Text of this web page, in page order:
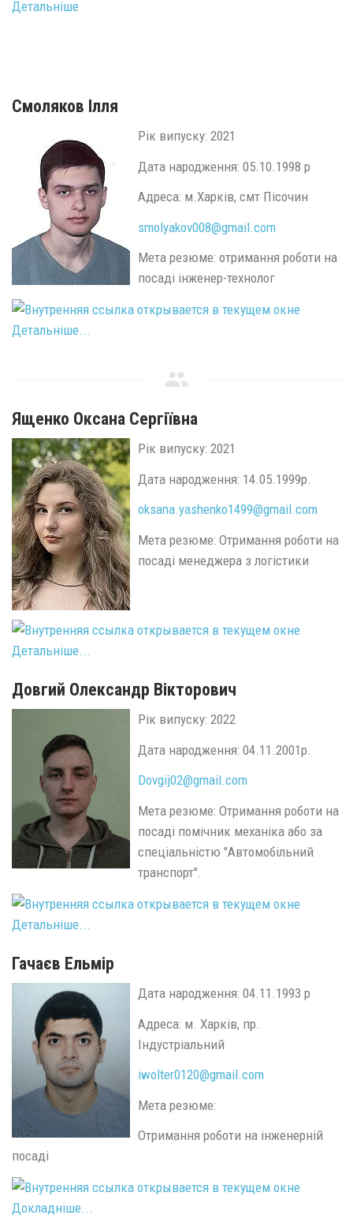
Детальніше
Смоляков Ілля
Рік випуску: 2021
Дата народження: 05.10.1998 р
Адреса: м.Харків, смт Пісочин
smolyakov008@gmail.com
Мета резюме: отримання роботи на
посаді інженер-технолог
Детальніше...
Ященко Оксана Сергіївна
Рік випуску: 2021
Дата народження: 14.05.1999р.
oksana.yashenko1499@gmail.com
Мета резюме: Отримання роботи на
посаді менеджера з логістики
Детальніше...
Довгий Олександр Вікторович
Рік випуску: 2022
Дата народження: 04.11.2001р.
Dovgij02@gmail.com
Мета резюме: Отримання роботи на
посаді помічник механіка або за
спеціальністю "Автомобільний
транспорт".
Детальніше...
Гачаєв Ельмір
Дата народження: 04.11.1993 р
Адреса: м. Харків, пр.
Індустріальний
iwolter0120@gmail.com
Мета резюме:
Отримання роботи на інженерній
посаді
Докладніше...